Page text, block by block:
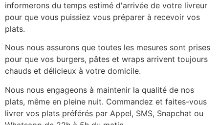
informerons du temps estimé d'arrivée de votre livreur
pour que vous puissiez vous préparer à recevoir vos
plats.
Nous nous assurons que toutes les mesures sont prises
pour que vos burgers, pâtes et wraps arrivent toujours
chauds et délicieux à votre domicile.
Nous nous engageons à maintenir la qualité de nos
plats, même en pleine nuit. Commandez et faites-vous
livrer vos plats préférés par Appel, SMS, Snapchat ou